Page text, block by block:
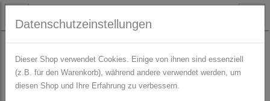
Es wurden leider keine Produkte gefunden.
Datenschutzeinstellungen
Dieser Shop verwendet Cookies. Einige von ihnen sind essenziell
(z.B. für den Warenkorb), während andere verwendet werden, um
diesen Shop und Ihre Erfahrung zu verbessern.